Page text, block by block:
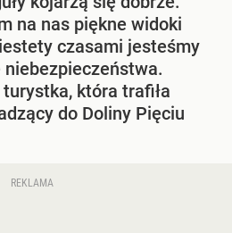
na nas piękne widoki
czasami jesteśmy
która trafiła
do Doliny Pięciu